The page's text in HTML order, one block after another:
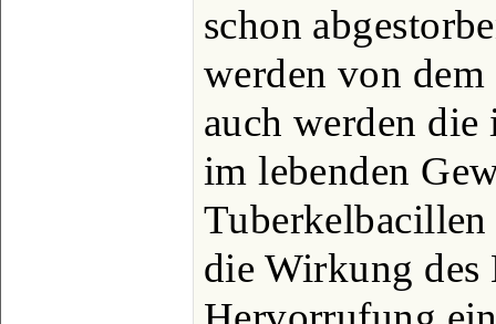
schon
werden von
auch werden die
im lebenden
die Wirkung des